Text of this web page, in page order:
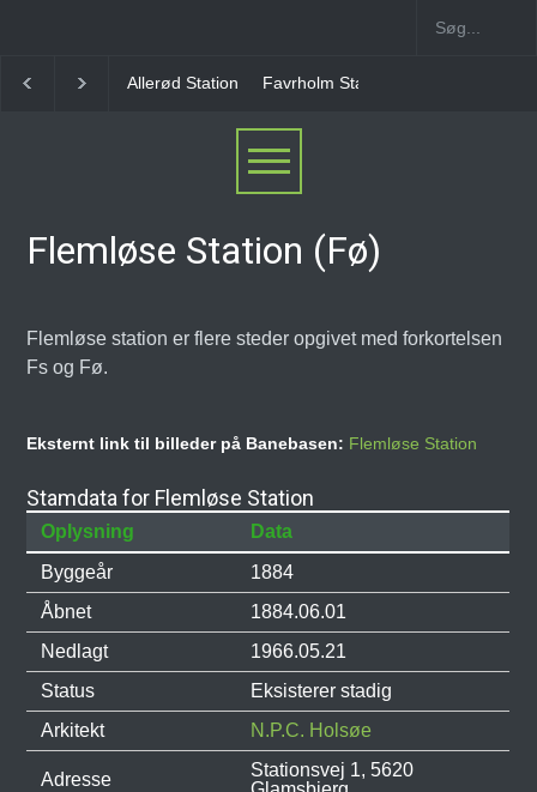
Favrholm Station Hillerød Lokal Station
Flemløse Station (Fø)
Flemløse station er flere steder opgivet med forkortelsen
Fs og Fø.
Eksternt link til billeder på Banebasen: Flemløse Station
Stamdata for Flemløse Station
Oplysning
Data
Byggeår
1884
Åbnet
1884.06.01
Nedlagt
1966.05.21
Status
Eksisterer stadig
Arkitekt
N.P.C. Holsøe
Adresse
Stationsvej 1, 5620